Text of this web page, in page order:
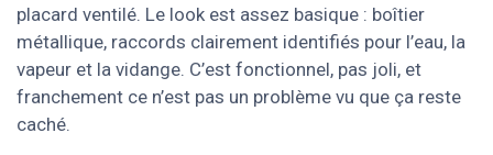
placard ventilé. Le look est assez basique : boîtier
métallique, raccords clairement identifiés pour l’eau, la
vapeur et la vidange. C’est fonctionnel, pas joli, et
franchement ce n’est pas un problème vu que ça reste
caché.